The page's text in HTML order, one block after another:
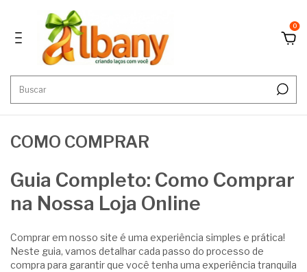
0
COMO COMPRAR
Guia Completo: Como Comprar
na Nossa Loja Online
Comprar em nosso site é uma experiência simples e prática!
Neste guia, vamos detalhar cada passo do processo de
compra para garantir que você tenha uma experiência tranquila